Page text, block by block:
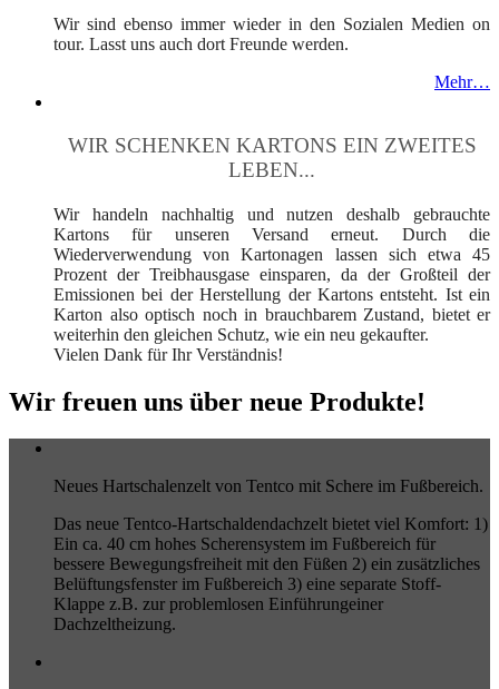
Wir sind ebenso immer wieder in den Sozialen Medien on
tour. Lasst uns auch dort Freunde werden.
Mehr…
WIR SCHENKEN KARTONS EIN ZWEITES
LEBEN...
Wir handeln nachhaltig und nutzen deshalb gebrauchte
Kartons für unseren Versand erneut. Durch die
Wiederverwendung von Kartonagen lassen sich etwa 45
Prozent der Treibhausgase einsparen, da der Großteil der
Emissionen bei der Herstellung der Kartons entsteht. Ist ein
Karton also optisch noch in brauchbarem Zustand, bietet er
weiterhin den gleichen Schutz, wie ein neu gekaufter.
Vielen Dank für Ihr Verständnis!
Wir freuen uns über neue Produkte!
Neues Hartschalenzelt von Tentco mit Schere im Fußbereich.
Das neue Tentco-Hartschaldendachzelt bietet viel Komfort: 1)
Ein ca. 40 cm hohes Scherensystem im Fußbereich für
bessere Bewegungsfreiheit mit den Füßen 2) ein zusätzliches
Belüftungsfenster im Fußbereich 3) eine separate Stoff-
Klappe z.B. zur problemlosen Einführungeiner
Dachzeltheizung.